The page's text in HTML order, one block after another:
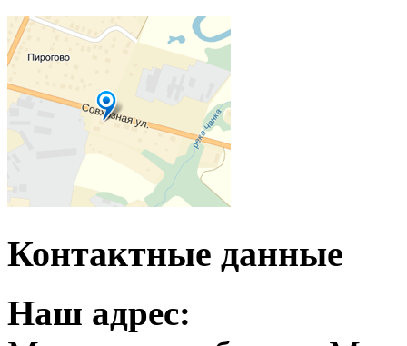
Контактные данные
Наш адрес: